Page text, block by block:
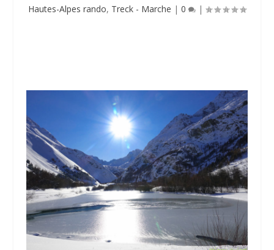
Hautes-Alpes rando, Treck - Marche | 0 |